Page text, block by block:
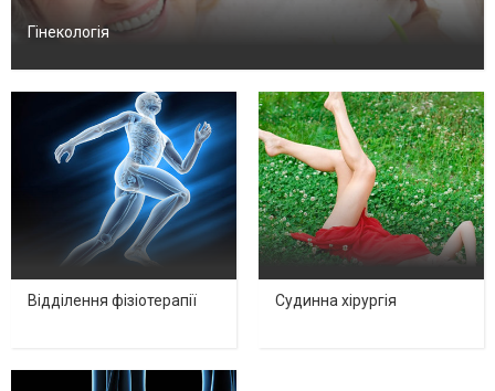
Гінекологія
Відділення фізіотерапії Судинна хірургія